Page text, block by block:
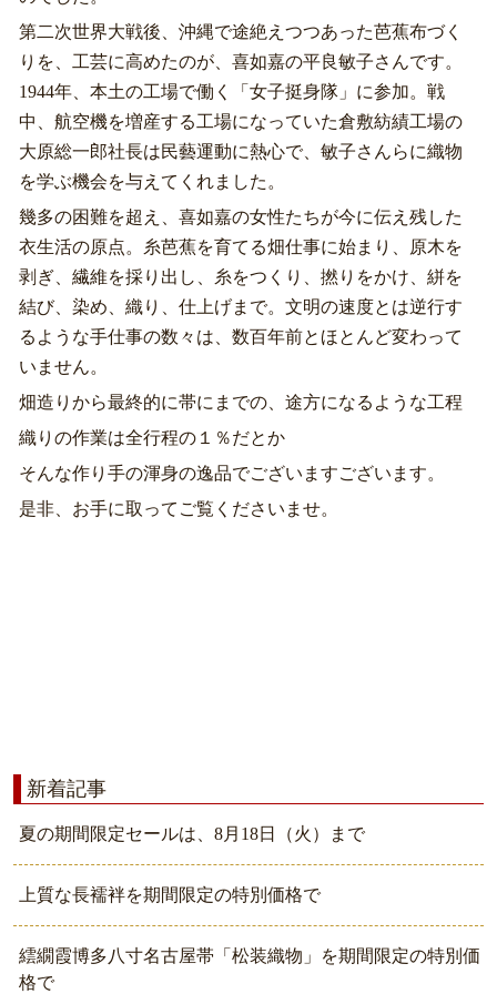
第二次世界大戦後、沖縄で途絶えつつあった芭蕉布づく
りを、工芸に高めたのが、喜如嘉の平良敏子さんです。
1944年、本土の工場で働く「女子挺身隊」に参加。戦
中、航空機を増産する工場になっていた倉敷紡績工場の
大原総一郎社長は民藝運動に熱心で、敏子さんらに織物
を学ぶ機会を与えてくれました。
幾多の困難を超え、喜如嘉の女性たちが今に伝え残した
衣生活の原点。糸芭蕉を育てる畑仕事に始まり、原木を
剥ぎ、繊維を採り出し、糸をつくり、撚りをかけ、絣を
結び、染め、織り、仕上げまで。文明の速度とは逆行す
るような手仕事の数々は、数百年前とほとんど変わって
いません。
畑造りから最終的に帯にまでの、途方になるような工程
織りの作業は全行程の１％だとか
そんな作り手の渾身の逸品でございますございます。
是非、お手に取ってご覧くださいませ。
新着記事
夏の期間限定セールは、8月18日（火）まで
上質な長襦袢を期間限定の特別価格で
繧繝霞博多八寸名古屋帯「松装織物」を期間限定の特別価
格で